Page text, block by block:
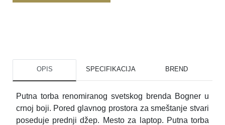
OPIS SPECIFIKACIJA BREND
Putna torba renomiranog svetskog brenda Bogner u
crnoj boji. Pored glavnog prostora za smeštanje stvari
poseduje prednji džep. Mesto za laptop. Putna torba